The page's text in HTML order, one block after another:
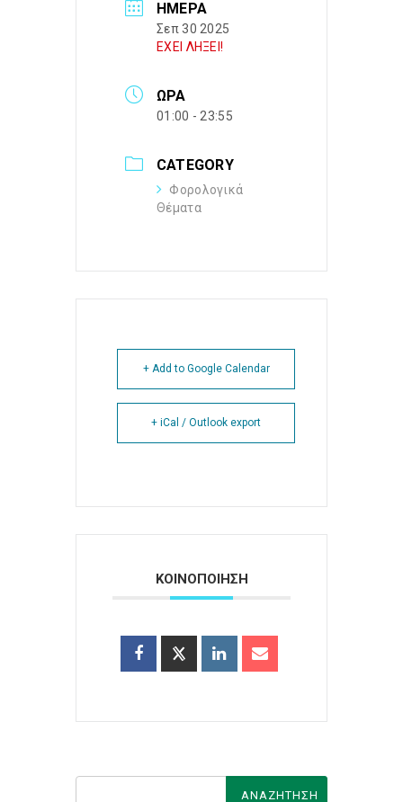
ΗΜΈΡΑ
Σεπ 30 2025
ΕΧΕΙ ΛΗΞΕΙ!
ΏΡΑ
01:00 - 23:55
CATEGORY
Φορολογικά
Θέματα
+ Add to Google Calendar
+ iCal / Outlook export
ΚΟΙΝΟΠΟΙΗΣΗ